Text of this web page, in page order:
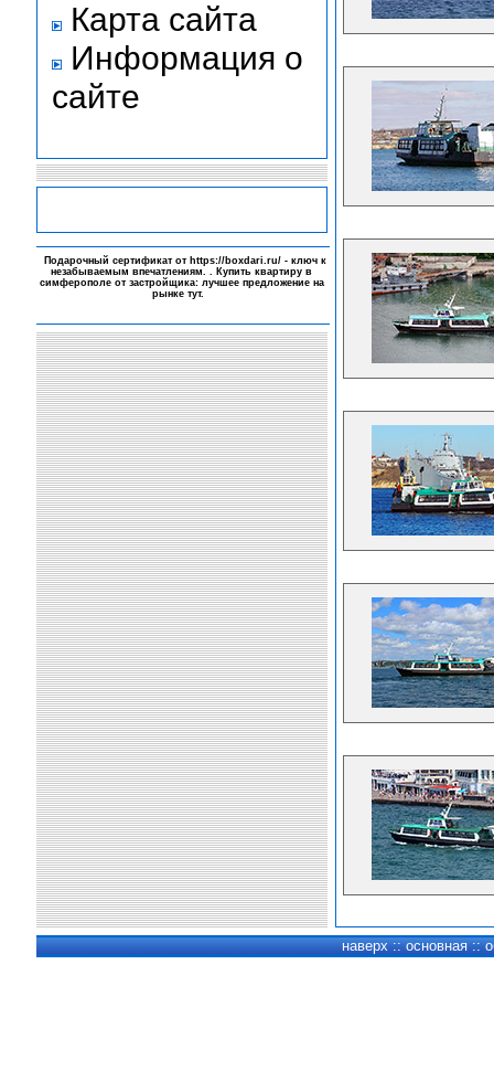
Карта сайта
Информация о
сайте
Подарочный сертификат от https://boxdari.ru/- ключ к
незабываемым впечатлениям. . Купить квартиру в
симферополе от застройщика: лучшее предложение на
рынке тут.
наверх ::основная ::